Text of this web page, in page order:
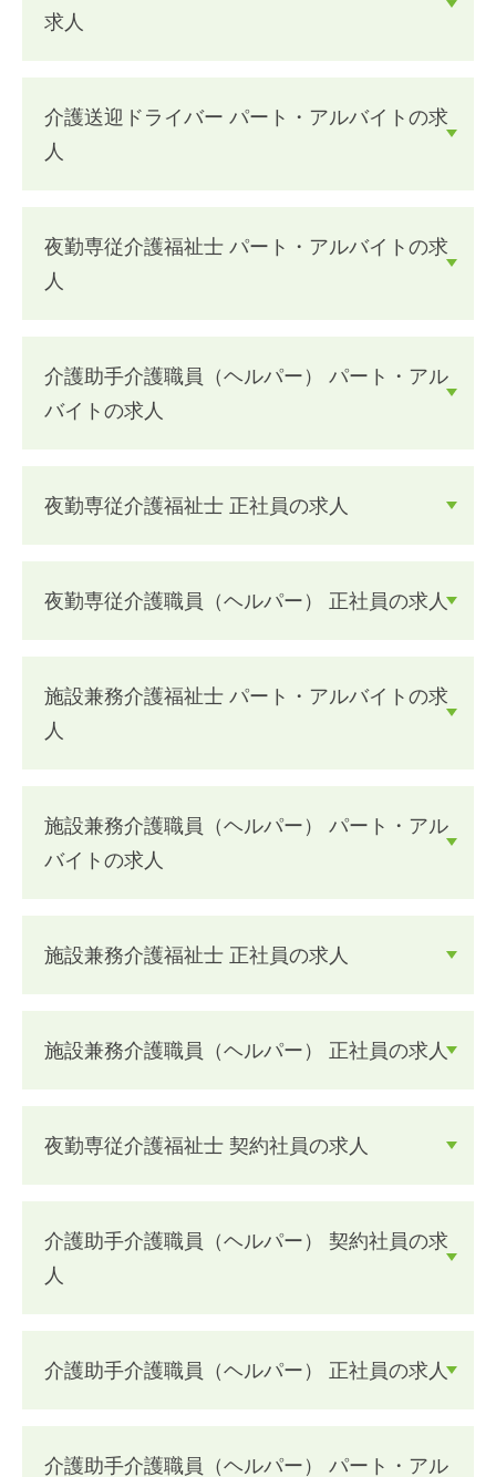
求人
介護送迎ドライバー パート・アルバイトの求
人
夜勤専従介護福祉士 パート・アルバイトの求
人
介護助手介護職員（ヘルパー） パート・アル
バイトの求人
夜勤専従介護福祉士 正社員の求人
夜勤専従介護職員（ヘルパー） 正社員の求人
施設兼務介護福祉士 パート・アルバイトの求
人
施設兼務介護職員（ヘルパー） パート・アル
バイトの求人
施設兼務介護福祉士 正社員の求人
施設兼務介護職員（ヘルパー） 正社員の求人
夜勤専従介護福祉士 契約社員の求人
介護助手介護職員（ヘルパー） 契約社員の求
人
介護助手介護職員（ヘルパー） 正社員の求人
介護助手介護職員（ヘルパー） パート・アル